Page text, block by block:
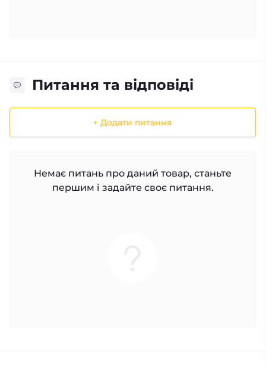
Питання та відповіді
+ Додати питання
Немає питань про даний товар, станьте
першим і задайте своє питання.